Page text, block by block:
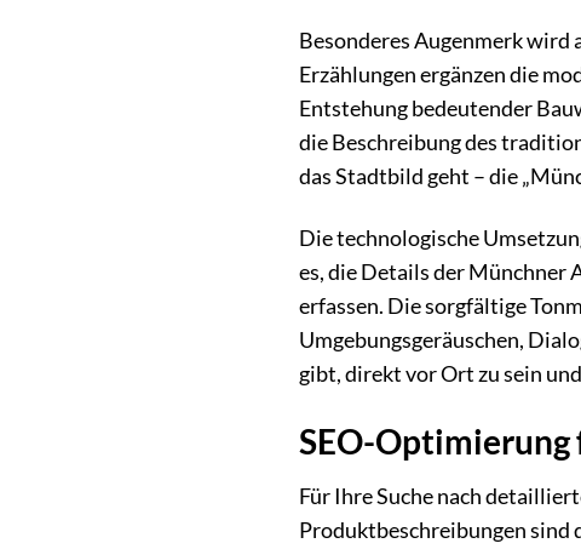
Besonderes Augenmerk
Erzählungen ergänzen die
Entstehung bedeutender
die Beschreibung des
das Stadtbild geht – die
Die technologische
es, die Details der Münchner
erfassen. Die sorgfältige
Umgebungsgeräuschen,
gibt, direkt vor Ort zu sein
SEO-
Für Ihre Suche nach
Produktbeschreibungen sind